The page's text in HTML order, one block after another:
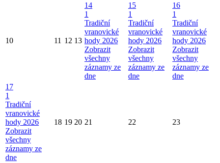
10 11 12 13
14
1
Tradiční
vranovické
hody 2026
Zobrazit
všechny
záznamy ze
dne
15
1
Tradiční
vranovické
hody 2026
Zobrazit
všechny
záznamy ze
dne
16
1
Tradiční
vranovické
hody 2026
Zobrazit
všechny
záznamy ze
dne
17
1
Tradiční
vranovické
hody 2026
Zobrazit
všechny
záznamy ze
dne
18 19 20 21 22 23